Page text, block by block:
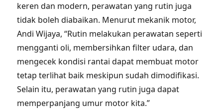
keren dan modern, perawatan yang rutin juga
tidak boleh diabaikan. Menurut mekanik motor,
Andi Wijaya, “Rutin melakukan perawatan seperti
mengganti oli, membersihkan filter udara, dan
mengecek kondisi rantai dapat membuat motor
tetap terlihat baik meskipun sudah dimodifikasi.
Selain itu, perawatan yang rutin juga dapat
memperpanjang umur motor kita.”